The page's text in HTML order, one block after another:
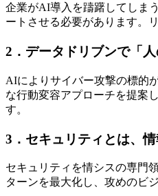
企業がAI導入を躊躇してしま
ートさせる必要があります。
2．データドリブンで「
AIによりサイバー攻撃の標的
な行動変容アプローチを提案
す。
3．セキュリティとは、
セキュリティを情シスの専門
ターンを最大化し、攻めのビ